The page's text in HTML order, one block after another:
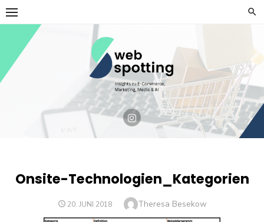
Skip
to
content
Onsite-Technologien_Kategorien
POSTED
20. JUNI 2018 Author
Theresa Besekow